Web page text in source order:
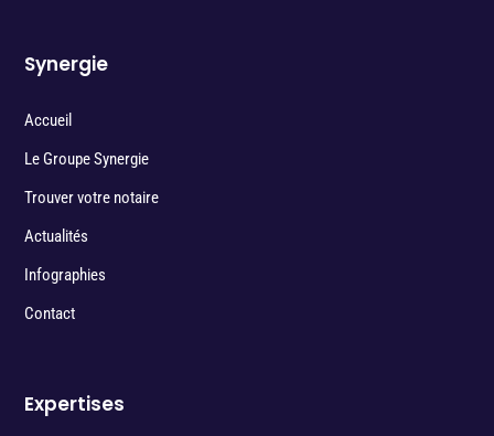
Synergie
Accueil
Le Groupe Synergie
Trouver votre notaire
Actualités
Infographies
Contact
Expertises